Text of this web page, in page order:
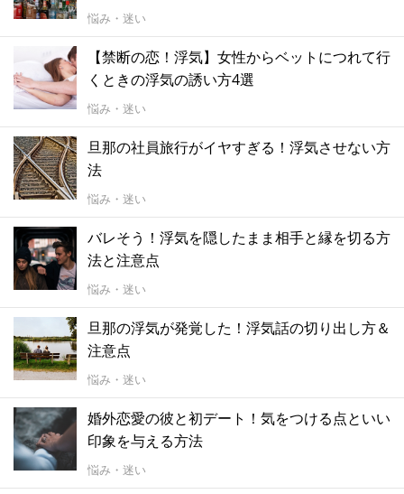
悩み・迷い
【禁断の恋！浮気】女性からベットにつれて行
くときの浮気の誘い方4選
悩み・迷い
旦那の社員旅行がイヤすぎる！浮気させない方
法
悩み・迷い
バレそう！浮気を隠したまま相手と縁を切る方
法と注意点
悩み・迷い
旦那の浮気が発覚した！浮気話の切り出し方＆
注意点
悩み・迷い
婚外恋愛の彼と初デート！気をつける点といい
印象を与える方法
悩み・迷い